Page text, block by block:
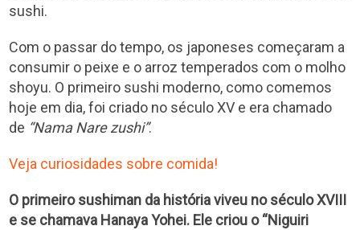
sushi.
Com o passar do tempo, os japoneses começaram a
consumir o peixe e o arroz temperados com o molho
shoyu. O primeiro sushi moderno, como comemos
hoje em dia, foi criado no século XV e era chamado
de “Nama Nare zushi”.
Veja curiosidades sobre comida!
O primeiro sushiman da história viveu no século XVIII
e se chamava Hanaya Yohei. Ele criou o “Niguiri